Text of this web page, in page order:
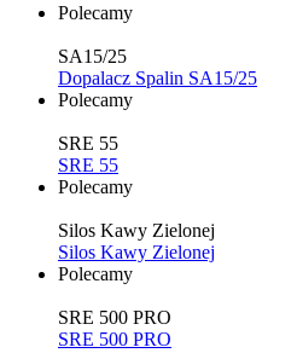
Polecamy
SA15/25
Dopalacz Spalin SA15/25
Polecamy
SRE 55
SRE 55
Polecamy
Silos Kawy Zielonej
Silos Kawy Zielonej
Polecamy
SRE 500 PRO
SRE 500 PRO